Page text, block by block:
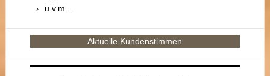
u.v.m…
Aktuelle Kundenstimmen